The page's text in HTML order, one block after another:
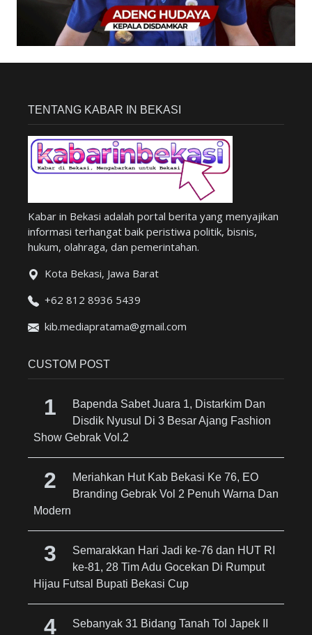
TENTANG KABAR IN BEKASI
Kabar in Bekasi adalah portal berita yang menyajikan
informasi terhangat baik peristiwa politik, bisnis,
hukum, olahraga, dan pemerintahan.
Kota Bekasi, Jawa Barat
+62 812 8936 5439
kib.mediapratama@gmail.com
CUSTOM POST
Bapenda Sabet Juara 1, Distarkim Dan
Disdik Nyusul Di 3 Besar Ajang Fashion
Show Gebrak Vol.2
Meriahkan Hut Kab Bekasi Ke 76, EO
Branding Gebrak Vol 2 Penuh Warna Dan
Modern
Semarakkan Hari Jadi ke-76 dan HUT RI
ke-81, 28 Tim Adu Gocekan Di Rumput
Hijau Futsal Bupati Bekasi Cup
Sebanyak 31 Bidang Tanah Tol Japek II